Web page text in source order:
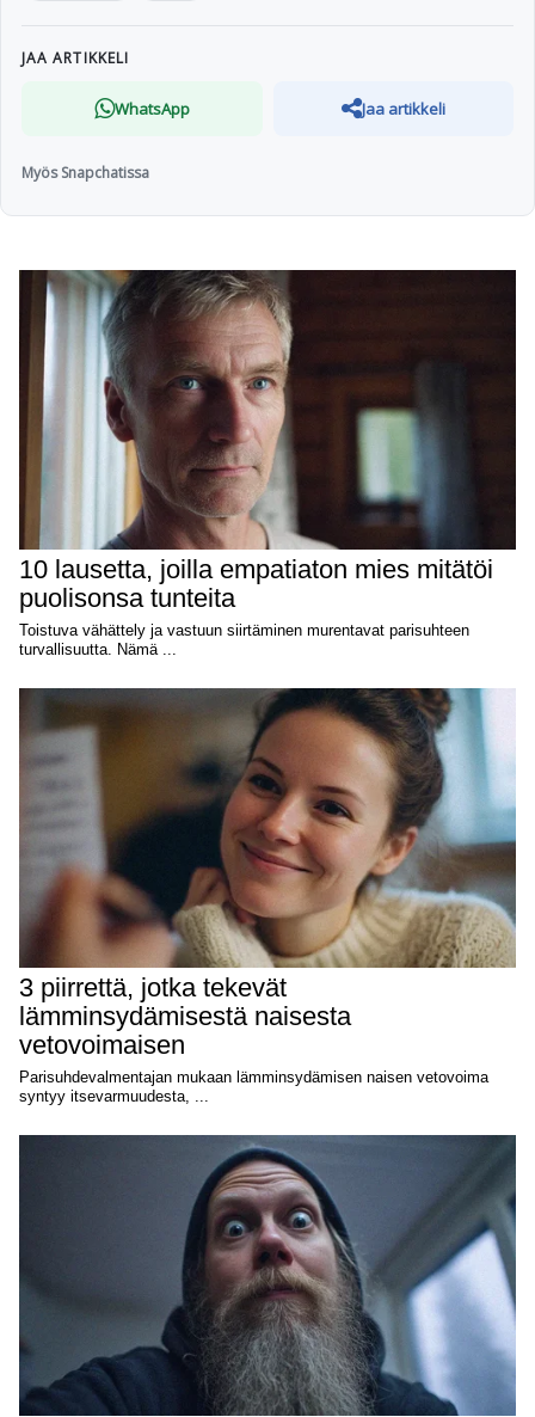
JAA ARTIKKELI
WhatsApp Jaa artikkeli
Myös Snapchatissa